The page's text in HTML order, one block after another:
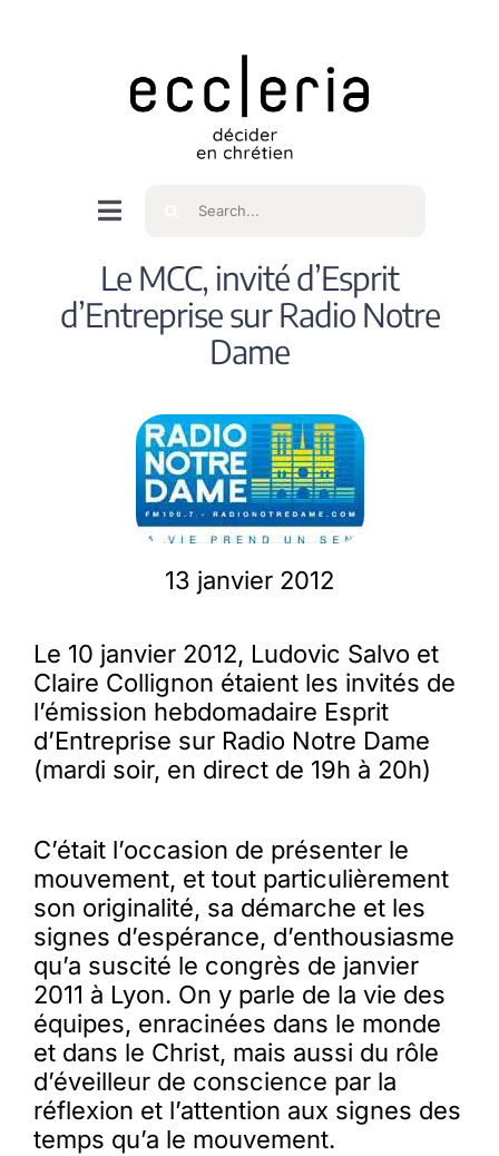
Navigation
bascule
Accueil
Qui sommes nous ?
Intéressés
Spiritualité
L’actu
Nous soutenir
La revue Responsables
Rechercher
Le MCC, invité d’Esprit
d’Entreprise sur Radio Notre
Dame
13 janvier 2012
Le 10 janvier 2012, Ludovic Salvo et
Claire Collignon étaient les invités de
l’émission hebdomadaire Esprit
d’Entreprise sur Radio Notre Dame
(mardi soir, en direct de 19h à 20h)
C’était l’occasion de présenter le
mouvement, et tout particulièrement
son originalité, sa démarche et les
signes d’espérance, d’enthousiasme
qu’a suscité le congrès de janvier
2011 à Lyon. On y parle de la vie des
équipes, enracinées dans le monde
et dans le Christ, mais aussi du rôle
d’éveilleur de conscience par la
réflexion et l’attention aux signes des
temps qu’a le mouvement.